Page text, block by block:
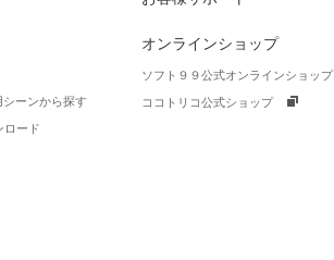
ーンから探す
ロード
オンラインショップ
ソフト９９公式オンラインショップ
ココトリコ公式ショップ